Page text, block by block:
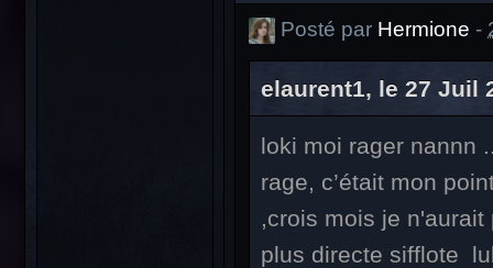
Posté par Hermione -
elaurent1, le 27 Juil
loki moi rager nannn
rage, c’était mon
,crois mois je
plus directe sifflote